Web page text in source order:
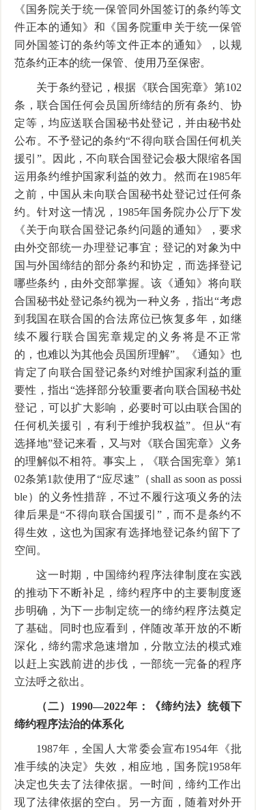
《国务院关于统一保管同外国签订的条约等文
件正本的通知》和《国务院重申关于统一保管
同外国签订的条约等文件正本的通知》，以规
范条约正本的统一保管、使用乃至保密。
关于条约登记，根据《联合国宪章》第102
条，联合国任何会员国所缔结的所有条约、协
定等，均应送联合国秘书处登记，并由秘书处
公布。不予登记的条约“不得向联合国任何机关
援引”。因此，不向联合国登记会极大限缩各国
运用条约维护国家利益的效力。然而在1985年
之前，中国从未向联合国秘书处登记过任何条
约。针对这一情况， 1985年国务院办公厅下发
《关于向联合国登记条约问题的通知》，要求
由外交部统一办理登记事宜；登记的对象为中
国与外国缔结的部分条约和协定，而选择登记
哪些条约，由外交部掌握。该《通知》将向联
合国秘书处登记条约视为一种义务，指出“考虑
到我国在联合国的合法席位已恢复多年，如继
续不履行联合国宪章规定的义务将是不正常
的，也难以为其他会员国所理解”。《通知》也
肯定了向联合国登记条约对维护国家利益的重
要性，指出“选择部分较重要者向联合国秘书处
登记，可以扩大影响，必要时可以由联合国的
任何机关援引，有利于维护我权益”。但从“有
选择地”登记来看，又与对《联合国宪章》义务
的理解似不相符。事实上，《联合国宪章》第1
02条第1款使用了“应尽速”（shall as soon as possi
ble）的义务性措辞，不过不履行这项义务的法
律后果是“不得向联合国援引”，而不是条约不
得生效，这也为国家有选择地登记条约留下了
空间。
这一时期，中国缔约程序法律制度在实践
的推动下不断补足，缔约程序中的主要制度逐
步明确，为下一步制定统一的缔约程序法奠定
了基础。同时也应看到，伴随改革开放的不断
深化，缔约需求急速增加，分散立法的模式难
以赶上实践前进的步伐，一部统一完备的程序
立法呼之欲出。
（二） 1990—2022年：《缔约法》统领下
缔约程序法治的体系化
1987年，全国人大常委会宣布1954年《批
准手续的决定》失效，相应地，国务院1958年
决定也失去了法律依据。一时间，缔约工作出
现了法律依据的空白。另一方面，随着对外开